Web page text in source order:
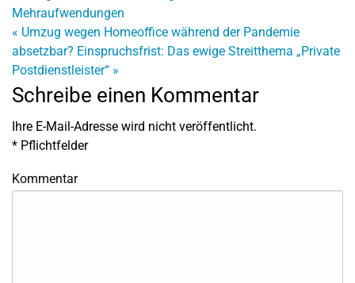
Mehraufwendungen
« Umzug wegen Homeoffice während der Pandemie
absetzbar? Einspruchsfrist: Das ewige Streitthema „Private
Postdienstleister“ »
Schreibe einen Kommentar
Ihre E-Mail-Adresse wird nicht veröffentlicht.
* Pflichtfelder
Kommentar